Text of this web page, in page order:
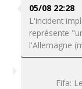
05/08 22:28
L'incident
représente
l'Allemagne
Fifa: